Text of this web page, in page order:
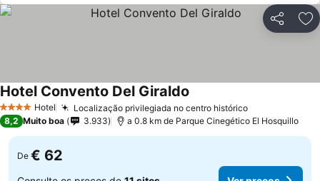
Partilhar
4 EstrelasHotel Localização privilegiada no centro históricoVer preços
Hotel Convento Del Giraldo
8,2 Muito boa 3.933 a 0.8 km de Parque Cinegético El Hosquillo
De € 62